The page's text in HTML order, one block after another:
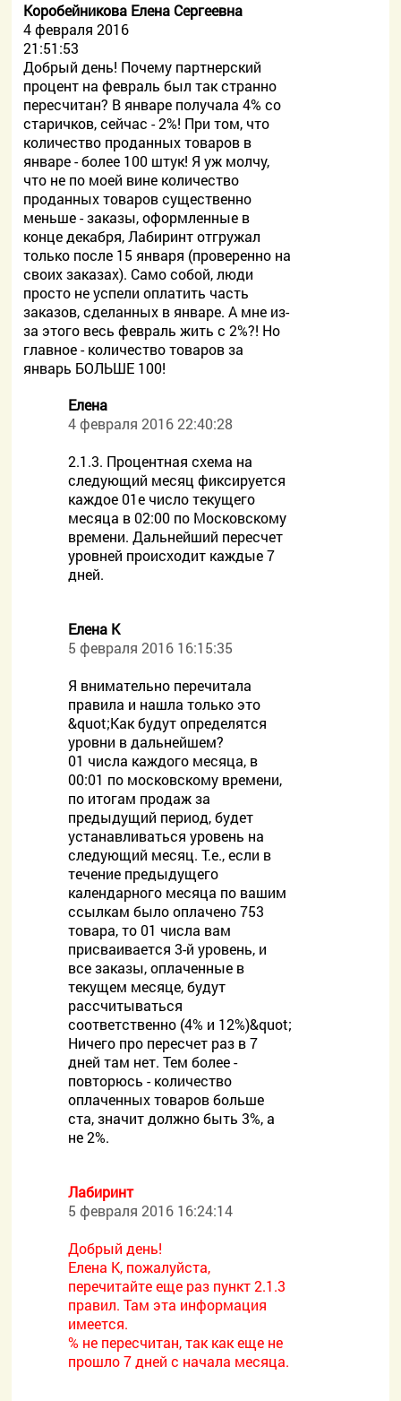
Коробейникова Елена Сергеевна
4 февраля 2016
21:51:53
Добрый день! Почему партнерский
процент на февраль был так странно
пересчитан? В январе получала 4% со
старичков, сейчас - 2%! При том, что
количество проданных товаров в
январе - более 100 штук! Я уж молчу,
что не по моей вине количество
проданных товаров существенно
меньше - заказы, оформленные в
конце декабря, Лабиринт отгружал
только после 15 января (проверенно на
своих заказах). Само собой, люди
просто не успели оплатить часть
заказов, сделанных в январе. А мне из-
за этого весь февраль жить с 2%?! Но
главное - количество товаров за
январь БОЛЬШЕ 100!
Елена
4 февраля 2016 22:40:28
2.1.3. Процентная схема на
следующий месяц фиксируется
каждое 01е число текущего
месяца в 02:00 по Московскому
времени. Дальнейший пересчет
уровней происходит каждые 7
дней.
Елена К
5 февраля 2016 16:15:35
Я внимательно перечитала
правила и нашла только это
&quot;Как будут определятся
уровни в дальнейшем?
01 числа каждого месяца, в
00:01 по московскому времени,
по итогам продаж за
предыдущий период, будет
устанавливаться уровень на
следующий месяц. Т.е., если в
течение предыдущего
календарного месяца по вашим
ссылкам было оплачено 753
товара, то 01 числа вам
присваивается 3-й уровень, и
все заказы, оплаченные в
текущем месяце, будут
рассчитываться
соответственно (4% и 12%)&quot;
Ничего про пересчет раз в 7
дней там нет. Тем более -
повторюсь - количество
оплаченных товаров больше
ста, значит должно быть 3%, а
не 2%.
Лабиринт
5 февраля 2016 16:24:14
Добрый день!
Елена К, пожалуйста,
перечитайте еще раз пункт 2.1.3
правил. Там эта информация
имеется.
% не пересчитан, так как еще не
прошло 7 дней с начала месяца.